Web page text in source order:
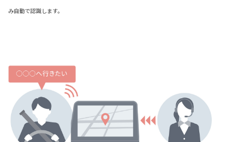
み自動で認識します。